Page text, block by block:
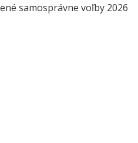
samosprávne voľby 2026